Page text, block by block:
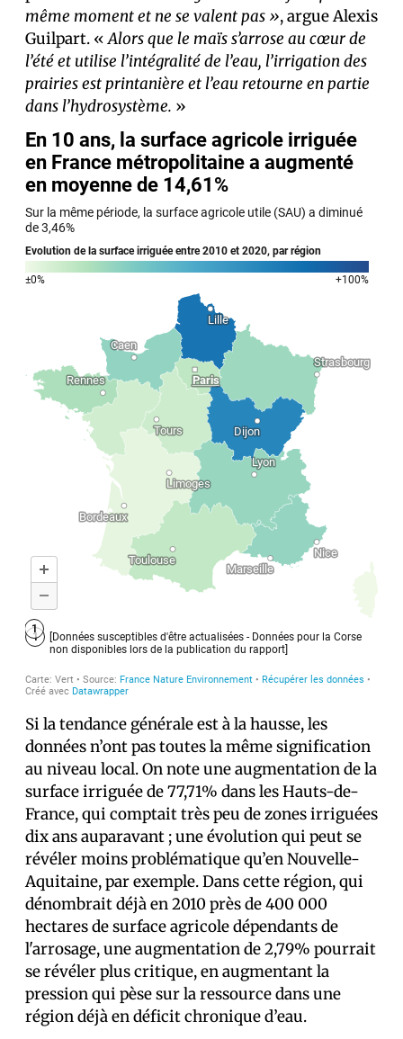
même moment et ne se valent pas », argue Alexis
Guilpart. «Alors que le maïs s’arrose au cœur de
l’été et utilise l’intégralité de l’eau, l’irrigation des
prairies est printanière et l’eau retourne en partie
dans l’hydrosystème. »
Si la tendance générale est à la hausse, les
données n’ont pas toutes la même signification
au niveau local. On note une augmentation de la
surface irriguée de 77,71% dans les Hauts-de-
France, qui comptait très peu de zones irriguées
dix ans auparavant ; une évolution qui peut se
révéler moins problématique qu’en Nouvelle-
Aquitaine, par exemple. Dans cette région, qui
dénombrait déjà en 2010 près de 400 000
hectares de surface agricole dépendants de
l'arrosage, une augmentation de 2,79% pourrait
se révéler plus critique, en augmentant la
pression qui pèse sur la ressource dans une
région déjà en déficit chronique d’eau.